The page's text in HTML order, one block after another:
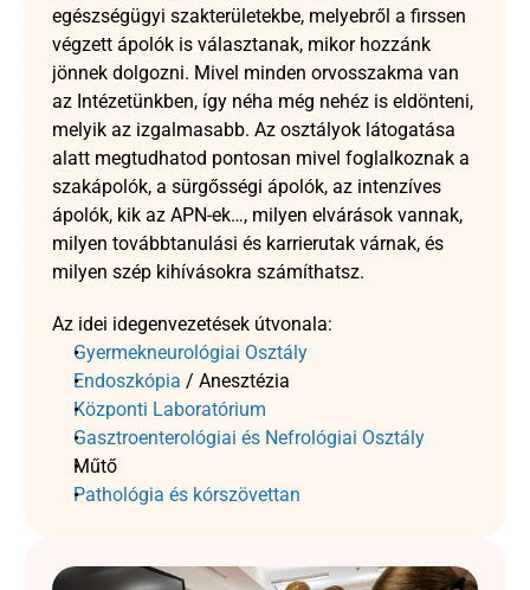
egészségügyi szakterületekbe, melyebről a firssen
végzett ápolók is választanak, mikor hozzánk
jönnek dolgozni. Mivel minden orvosszakma van
az Intézetünkben, így néha még nehéz is eldönteni,
melyik az izgalmasabb. Az osztályok látogatása
alatt megtudhatod pontosan mivel foglalkoznak a
szakápolók, a sürgősségi ápolók, az intenzíves
ápolók, kik az APN-ek…, milyen elvárások vannak,
milyen továbbtanulási és karrierutak várnak, és
milyen szép kihívásokra számíthatsz.
Az idei idegenvezetések útvonala:
Gyermekneurológiai Osztály
Endoszkópia / Anesztézia
Központi Laboratórium
Gasztroenterológiai és Nefrológiai Osztály
Műtő
Pathológia és kórszövettan